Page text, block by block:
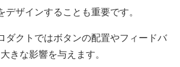
デザインすることも重要です。
ダクトではボタンの配置やフィードバ
きな影響を与えます。